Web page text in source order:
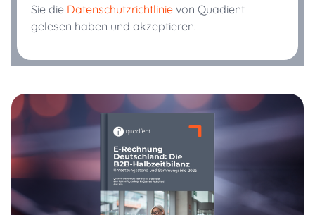
Sie die Datenschutzrichtlinie von Quadient
gelesen haben und akzeptieren.